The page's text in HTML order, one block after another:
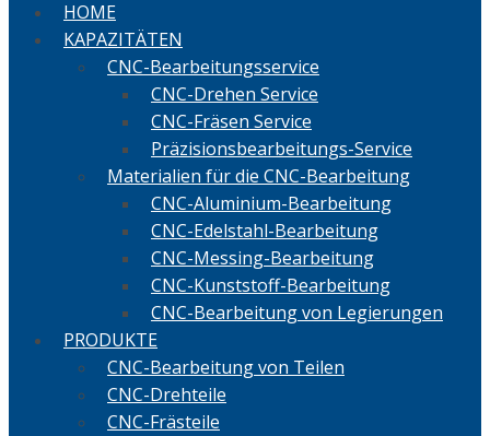
HOME
KAPAZITÄTEN
CNC-Bearbeitungsservice
CNC-Drehen Service
CNC-Fräsen Service
Präzisionsbearbeitungs-Service
Materialien für die CNC-Bearbeitung
CNC-Aluminium-Bearbeitung
CNC-Edelstahl-Bearbeitung
CNC-Messing-Bearbeitung
CNC-Kunststoff-Bearbeitung
CNC-Bearbeitung von Legierungen
PRODUKTE
CNC-Bearbeitung von Teilen
CNC-Drehteile
CNC-Frästeile